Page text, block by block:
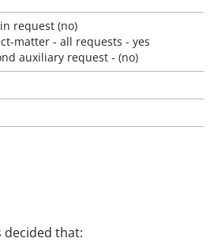
request (no)
matter - all requests - yes
auxiliary request - (no)
decided that: